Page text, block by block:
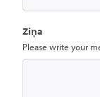
Ziņa
Please write your